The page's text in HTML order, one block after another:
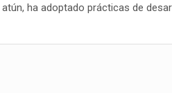
atún, ha adoptado prácticas de